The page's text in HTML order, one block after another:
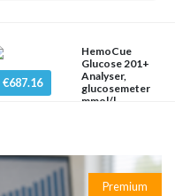
€687.16
HemoCue
Glucose 201+
Analyser,
glucosemeter
mmol/l
Premium